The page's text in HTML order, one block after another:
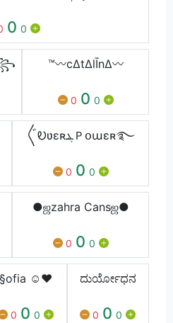
0 0
™〰️c∆t∆lĪn∆〰️
0 0 0
〲ᎧʋɛʀܔＰօաɛʀ࿐
0 0 0
●ஜzahra Cansஜ●
0 0 0
§ofia ☺♥
0 0 0
ದುರ್ಯೋಧನ
0 0 0